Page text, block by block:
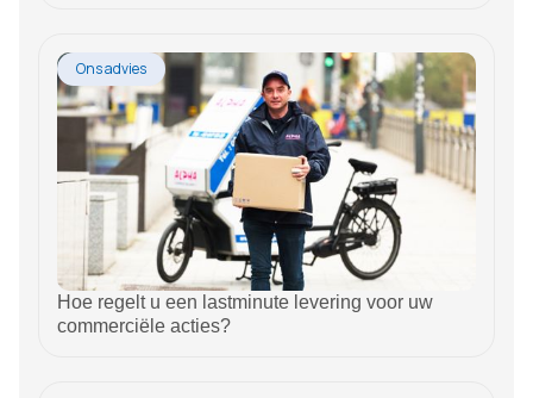
Ons advies
Hoe regelt u een lastminute levering voor uw
commerciële acties?